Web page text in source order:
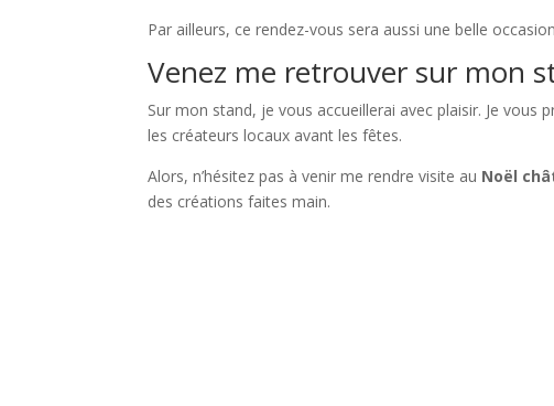
Par ailleurs, ce rendez-vous sera aussi une belle
Venez me retrouver sur mon
Sur mon stand, je vous accueillerai avec plaisir. Je
les créateurs locaux avant les fêtes.
Alors, n’hésitez pas à venir me rendre visite au Noël
des créations faites main.